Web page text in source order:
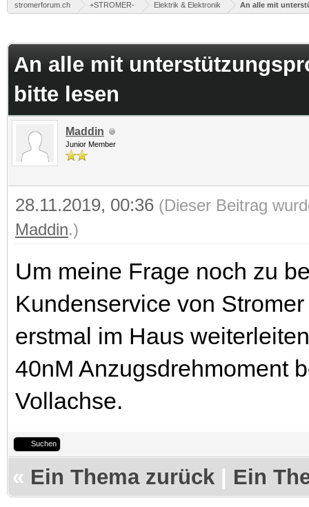
stromerforum.ch +STROMER- Elektrik & Elektronik An alle mit
An alle mit
bitte lesen
Maddin
Junior Member
28.11.2019, 00:36 (Dieser Beitrag
Maddin.)
Um meine Frage noch zu
Kundenservice von
erstmal im Haus
40nM Anzugsdrehmoment
Vollachse.
Suchen
« Ein Thema zurück Ein